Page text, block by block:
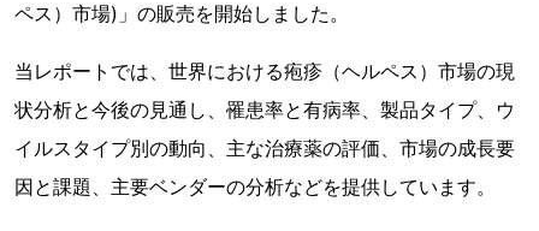
ペス）市場)」の販売を開始しました。
当レポートでは、世界における疱疹（ヘルペス）市場の現
状分析と今後の見通し、罹患率と有病率、製品タイプ、ウ
イルスタイプ別の動向、主な治療薬の評価、市場の成長要
因と課題、主要ベンダーの分析などを提供しています。